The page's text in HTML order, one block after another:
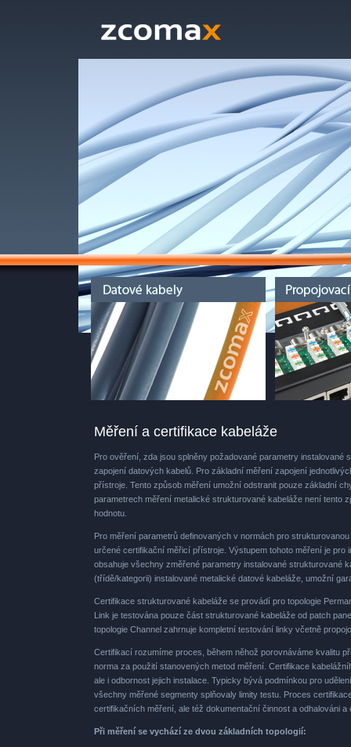
Měření a certifikace kabeláže
Pro ověření, zda jsou splněny požadované parametry instalované
zapojení datových kabelů. Pro základní měření zapojení
přístroje. Tento způsob měření umožní odstranit pouze základní
parametrech měření metalické strukturované kabeláže není tento
hodnotu.
Pro měření parametrů definovaných v normách pro
určené certifikační měřicí přístroje. Výstupem tohoto měření je
obsahuje všechny změřené parametry instalované strukturované
(třídě/kategorii) instalované metalické datové kabeláže, umožní
Certifikace strukturované kabeláže se provádí pro topologie
Link je testována pouze část strukturované kabeláže od patch
topologie Channel zahrnuje kompletní testování linky včetně
Certifikací rozumíme proces, během něhož porovnáváme kvalitu
norma za použití stanovených metod měření. Certifikace
ale i odbornost jejich instalace. Typicky bývá podmínkou pro
všechny měřené segmenty splňovaly limity testu. Proces
certifikačních měření, ale též dokumentační činnost a odhalováni
Při měření se vychází ze dvou základních topologií: